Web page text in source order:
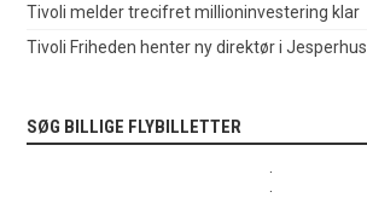
Tivoli melder trecifret millioninvestering klar
Tivoli Friheden henter ny direktør i Jesperhus
SØG BILLIGE FLYBILLETTER